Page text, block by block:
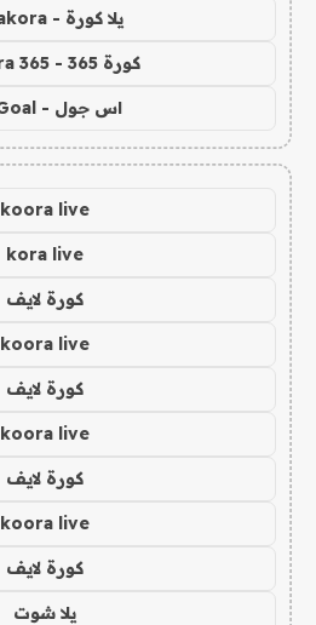
يلا كورة - yallakora
كورة 365 - kooora 365
اس جول - AS Goal
koora live
kora live
كورة لايف
koora live
كورة لايف
koora live
كورة لايف
koora live
كورة لايف
يلا شوت